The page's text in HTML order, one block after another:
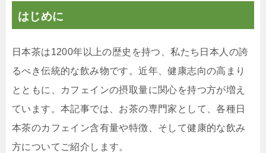
はじめに
日本茶は1200年以上の歴史を持つ、私たち日本人の誇
るべき伝統的な飲み物です。近年、健康志向の高まり
とともに、カフェインの摂取量に関心を持つ方が増え
ています。本記事では、お茶の専門家として、各種日
本茶のカフェイン含有量や特徴、そして健康的な飲み
方についてご紹介します。